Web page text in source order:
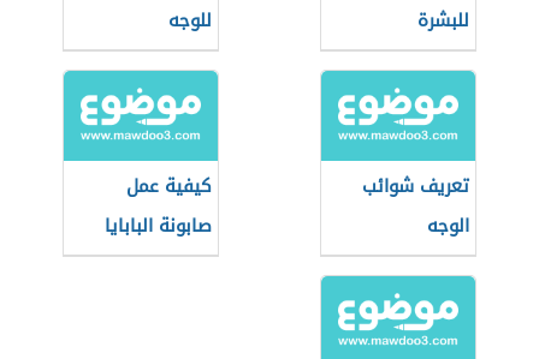
للبشرة
للوجه
تعريف شوائب
الوجه
كيفية عمل
صابونة البابايا